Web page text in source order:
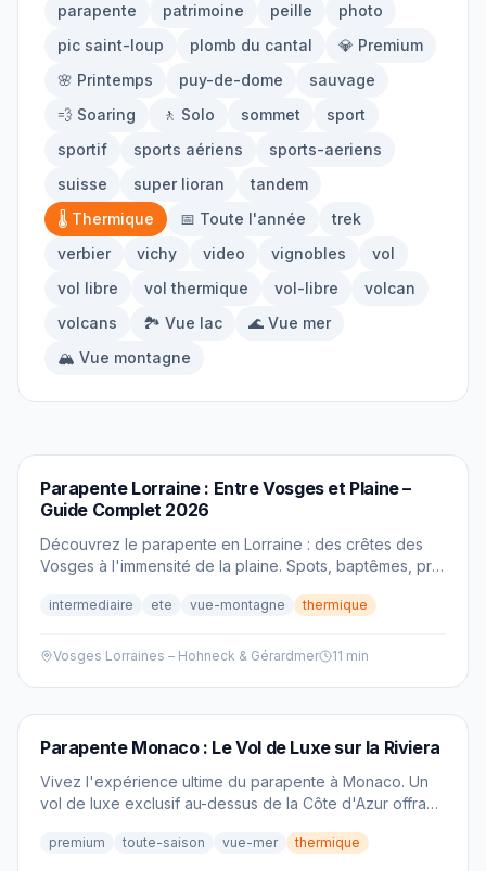
Quiz Parapente
À propos
Contact
parapente
patrimoine peille
photo
pic saint-loup
plomb du cantal
💎 Premium
🌸 Printemps
puy-de-dome
sauvage
💨 Soaring
🚶 Solo sommet
sport
sportif
sports aériens
sports-aeriens
suisse
super lioran
tandem
🌡️ Thermique
📅 Toute l'année
trek
verbier
vichy video vignobles
vol
vol libre
vol thermique vol-libre
volcan
volcans
🏞️ Vue lac
🌊 Vue mer
🏔️ Vue montagne
PARAPENTE
Parapente Lorraine : Entre Vosges et Plaine –
Guide Complet 2026
Découvrez le parapente en Lorraine : des crêtes des
Vosges à l'immensité de la plaine. Spots, baptêmes, prix
intermediaire ete vue-montagne thermique
Vosges Lorraines – Hohneck & Gérardmer 11 min
PARAPENTE
Parapente Monaco : Le Vol de Luxe sur la Riviera
Vivez l'expérience ultime du parapente à Monaco. Un
vol de luxe exclusif au-dessus de la Côte d'Azur offrant
premium toute-saison vue-mer thermique